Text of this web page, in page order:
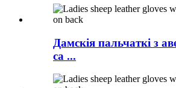
Дамскія пальчаткі з
са ...